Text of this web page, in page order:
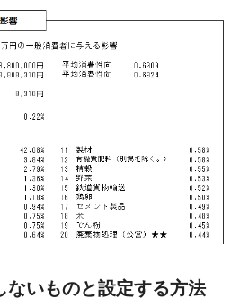
ないものと設定する方法